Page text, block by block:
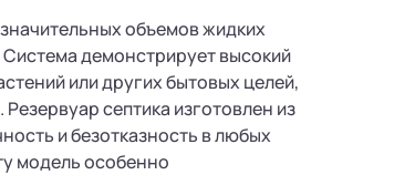
объемов жидких
демонстрирует высокий
или других бытовых целей,
септика изготовлен из
и безотказность в любых
модель особенно